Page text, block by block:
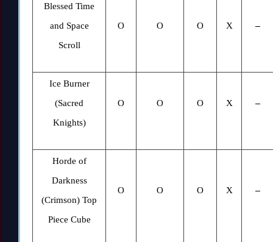
Blessed Time
and Space
Scroll
O O O X –
Ice Burner
(Sacred
Knights)
O O O X –
Horde of
Darkness
(Crimson) Top
Piece Cube
O O O X –